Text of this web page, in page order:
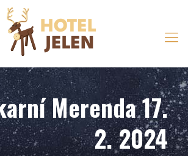
Merenda 17.
2. 2024